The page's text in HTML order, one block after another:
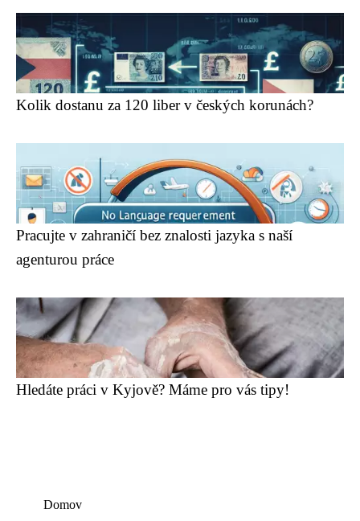
Kolik dostanu za 120 liber v českých korunách?
Pracujte v zahraničí bez znalosti jazyka s naší
agenturou práce
Hledáte práci v Kyjově? Máme pro vás tipy!
Domov